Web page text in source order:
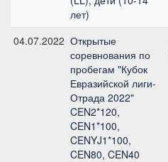
лет)
04.07.2022 Открытые
соревнования по
пробегам "Кубок
Евразийской лиги-
Отрада 2022"
CEN2*120,
CEN1*100,
CENYJ1*100,
CEN80, CEN40